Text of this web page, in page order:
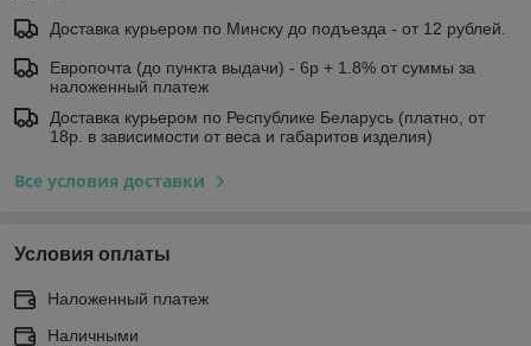
Доставка курьером по Минску до подъезда - от 12 рублей.
Европочта (до пункта выдачи) - 6р + 1.8% от суммы за
наложенный платеж
Доставка курьером по Республике Беларусь (платно, от
18р. в зависимости от веса и габаритов изделия)
Все условия доставки
Условия оплаты
Наложенный платеж
Наличными